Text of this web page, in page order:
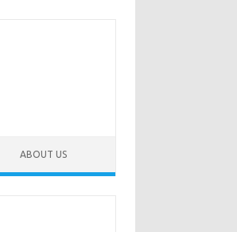
ABOUT US